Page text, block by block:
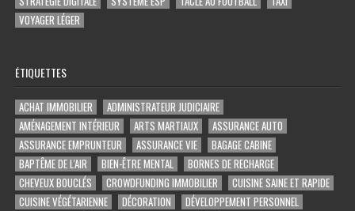
VOYAGER LÉGER
ÉTIQUETTES
ACHAT IMMOBILIER
ADMINISTRATEUR JUDICIAIRE
AMÉNAGEMENT INTÉRIEUR
ARTS MARTIAUX
ASSURANCE AUTO
ASSURANCE EMPRUNTEUR
ASSURANCE VIE
BAGAGE CABINE
BAPTÊME DE L'AIR
BIEN-ÊTRE MENTAL
BORNES DE RECHARGE
CHEVEUX BOUCLÉS
CROWDFUNDING IMMOBILIER
CUISINE SAINE ET RAPIDE
CUISINE VÉGÉTARIENNE
DÉCORATION
DÉVELOPPEMENT PERSONNEL